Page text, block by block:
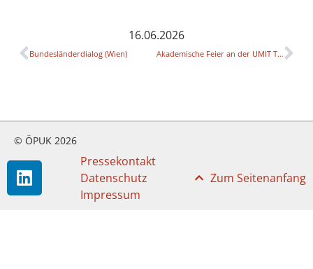
16.06.2026
Bundesländerdialog (Wien) Akademische Feier an der UMIT Tirol
© ÖPUK 2026
Pressekontakt
Datenschutz
Impressum
Zum Seitenanfang